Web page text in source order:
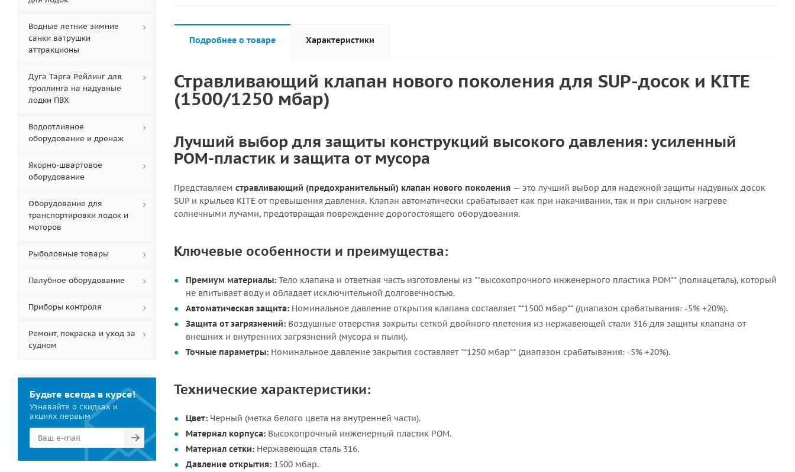
Подробнее о товаре Характеристики
Стравливающий клапан нового поколения для SUP-досок и KITE
(1500/1250 мбар)
Лучший выбор для защиты конструкций высокого давления: усиленный
POM-пластик и защита от мусора
Представляем стравливающий (предохранительный) клапан нового поколения — это лучший выбор для надежной защиты надувных досок
SUP и крыльев KITE от превышения давления. Клапан автоматически срабатывает как при накачивании, так и при сильном нагреве
солнечными лучами, предотвращая повреждение дорогостоящего оборудования.
Ключевые особенности и преимущества:
Премиум материалы: Тело клапана и ответная часть изготовлены из **высокопрочного инженерного пластика POM** (полиацеталь), который
не впитывает воду и обладает исключительной долговечностью.
Автоматическая защита: Номинальное давление открытия клапана составляет **1500 мбар** (диапазон срабатывания: -5% +20%).
Защита от загрязнений: Воздушные отверстия закрыты сеткой двойного плетения из нержавеющей стали 316 для защиты клапана от
внешних и внутренних загрязнений (мусора и пыли).
Точные параметры: Номинальное давление закрытия составляет **1250 мбар** (диапазон срабатывания: -5% +20%).
Технические характеристики:
Цвет: Черный (метка белого цвета на внутренней части).
Материал корпуса: Высокопрочный инженерный пластик POM.
Материал сетки: Нержавеющая сталь 316.
Давление открытия: 1500 мбар.
Водные летние зимние
санки ватрушки
аттракционы
Дуга Тарга Рейлинг для
троллинга на надувные
лодки ПВХ
Водоотливное
оборудование и дренаж
Якорно-швартовое
оборудование
Оборудование для
транспортировки лодок и
моторов
Рыболовные товары
Палубное оборудование
Приборы контроля
Ремонт, покраска и уход за
судном
Будьте всегда в курсе!
Узнавайте о скидках и
акциях первым